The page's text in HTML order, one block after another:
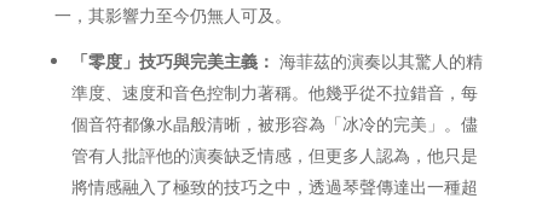
一，其影響力至今仍無人可及。
「零度」技巧與完美主義： 海菲茲的演奏以其驚人的精
準度、速度和音色控制力著稱。他幾乎從不拉錯音，每
個音符都像水晶般清晰，被形容為「冰冷的完美」。儘
管有人批評他的演奏缺乏情感，但更多人認為，他只是
將情感融入了極致的技巧之中，透過琴聲傳達出一種超